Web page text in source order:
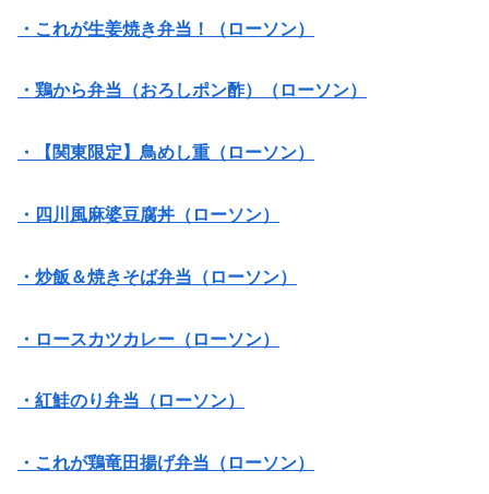
・これが生姜焼き弁当！（ローソン）
・鶏から弁当（おろしポン酢）（ローソン）
・【関東限定】鳥めし重（ローソン）
・四川風麻婆豆腐丼（ローソン）
・炒飯＆焼きそば弁当（ローソン）
・ロースカツカレー（ローソン）
・紅鮭のり弁当（ローソン）
・これが鶏竜田揚げ弁当（ローソン）